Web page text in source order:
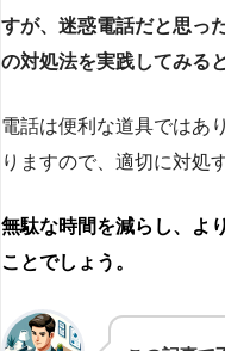
すが、迷惑電話だと思っ
の対処法を実践してみる
電話は便利な道具ではあ
りますので、適切に対処
無駄な時間を減らし、よ
ことでしょう。